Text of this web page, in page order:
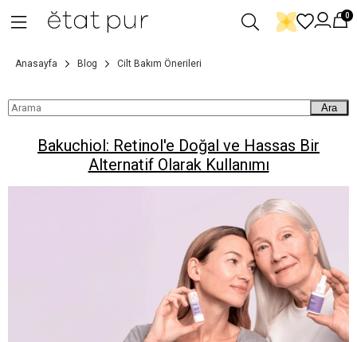
0
Anasayfa Blog Cilt Bakım Önerileri
Ara
Bakuchiol: Retinol'e Doğal ve Hassas Bir
Alternatif Olarak Kullanımı